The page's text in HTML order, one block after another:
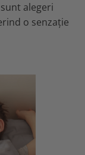
alegeri
o senzație